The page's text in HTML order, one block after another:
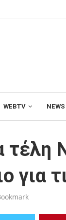
WEBTV NEWS
Νοεμβρίου θα
για